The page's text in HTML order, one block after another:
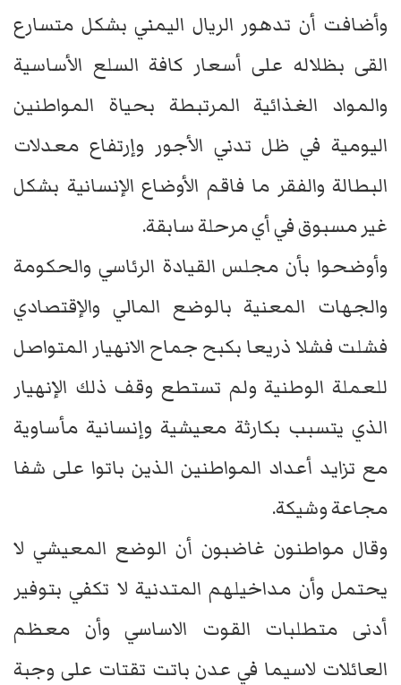
وأضافت أن تدهور الريال اليمني بشكل متسارع
القى بظلاله على أسعار كافة السلع الأساسية
والمواد الغذائية المرتبطة بحياة المواطنين
اليومية في ظل تدني الأجور وإرتفاع معدلات
البطالة والفقر ما فاقم الأوضاع الإنسانية بشكل
غير مسبوق في أي مرحلة سابقة.
وأوضحوا بأن مجلس القيادة الرئاسي والحكومة
والجهات المعنية بالوضع المالي والإقتصادي
فشلت فشلا ذريعا بكبح جماح الانهيار المتواصل
للعملة الوطنية ولم تستطع وقف ذلك الإنهيار
الذي يتسبب بكارثة معيشية وإنسانية مأساوية
مع تزايد أعداد المواطنين الذين باتوا على شفا
مجاعة وشيكة.
وقال مواطنون غاضبون أن الوضع المعيشي لا
يحتمل وأن مداخيلهم المتدنية لا تكفي بتوفير
أدنى متطلبات القوت الاساسي وأن معظم
العائلات لاسيما في عدن باتت تقتات على وجبة